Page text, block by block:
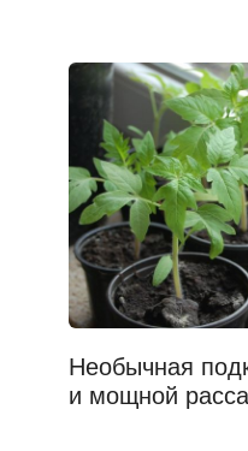
Необычная
и мощной